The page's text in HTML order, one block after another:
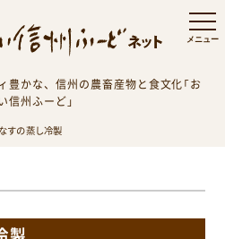
豊かな、信州の農畜産物と食文化「お
信州ふーど」
すの蒸し冷製